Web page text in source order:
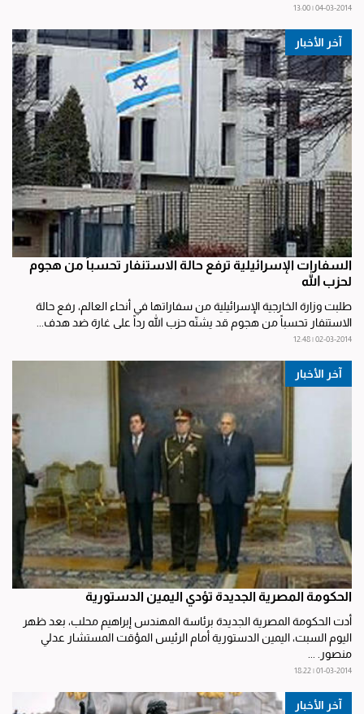
04-03-2014 | 13:00
آخر الأخبار
السفارات الإسرائيلية ترفع حالة الاستنفار تحسباً من هجوم
لحزب الله
طلبت وزارة الخارجية الإسرائيلية من سفاراتها في أنحاء العالم، رفع حالة
الاستنفار تحسباً من هجوم قد يشنّه حزب الله رداً على غارة ضد هدف...
02-03-2014 | 12:48
آخر الأخبار
الحكومة المصرية الجديدة تؤدي اليمين الدستورية
أدت الحكومة المصرية الجديدة برئاسة المهندس إبراهيم محلب، بعد ظهر
اليوم السبت، اليمين الدستورية أمام الرئيس المؤقت المستشار عدلي
منصور. ...
01-03-2014 | 18:22
آخر الأخبار